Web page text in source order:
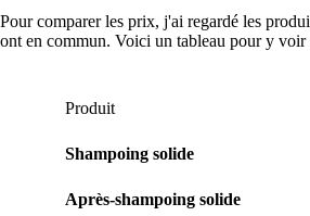
Pour comparer les prix, j'ai regardé les
ont en commun. Voici un tableau pour y voir
Produit
Shampoing solide
Après-shampoing solide